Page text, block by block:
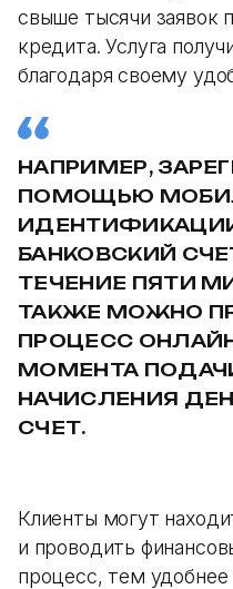
свыше тысячи заявок
кредита. Услуга
благодаря своему
НАПРИМЕР,
ПОМОЩЬЮ
БАНКОВСКИЙ
ТЕЧЕНИЕ ПЯТИ
ТАКЖЕ МОЖНО
ПРОЦЕСС
МОМЕНТА
НАЧИСЛЕНИЯ
СЧЕТ.
Клиенты могут
и проводить
процесс, тем удобнее